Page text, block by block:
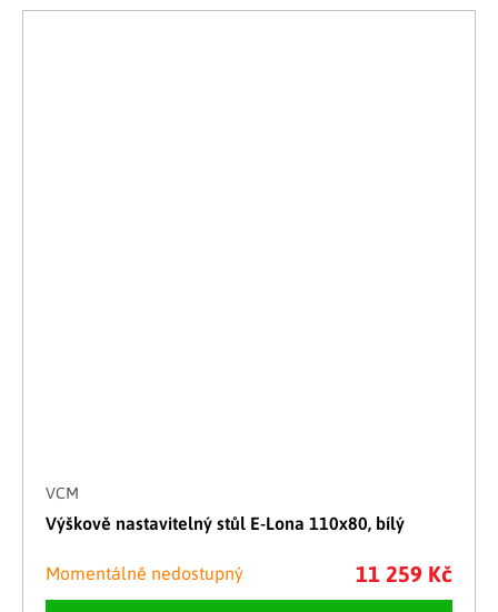
VCM
Výškově nastavitelný stůl E-Lona 110x80, bílý
Momentálně nedostupný 11 259 Kč